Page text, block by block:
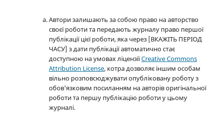
Автори залишають за собою право на авторство
своєї роботи та передають журналу право першої
публікації цієї роботи, яка через [ВКАЖІТЬ ПЕРІОД
ЧАСУ] з дати публікації автоматично стає
доступною на умовах ліцензіїCreative Commons
Attribution License, котра дозволяє іншим особам
вільно розповсюджувати опубліковану роботу з
обов'язковим посиланням на авторів оригінальної
роботи та першу публікацію роботи у цьому
журналі.